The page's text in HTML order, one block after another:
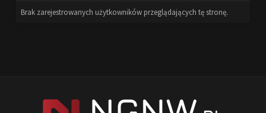
Brak zarejestrowanych użytkowników przeglądających tę stronę.